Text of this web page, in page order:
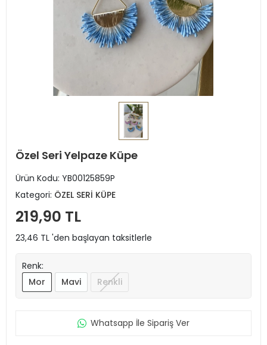
Özel Seri Yelpaze Küpe
Ürün Kodu: YB00125859P
Kategori: ÖZEL SERİ KÜPE
219,90 TL
23,46 TL 'den başlayan taksitlerle
Renk:
Mor
Mavi Renkli
Whatsapp İle Sipariş Ver